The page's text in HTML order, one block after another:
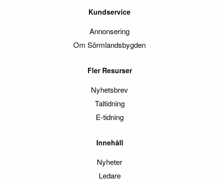
Kundservice
Annonsering
Om Sörmlandsbygden
Fler Resurser
Nyhetsbrev
Taltidning
E-tidning
Innehåll
Nyheter
Ledare